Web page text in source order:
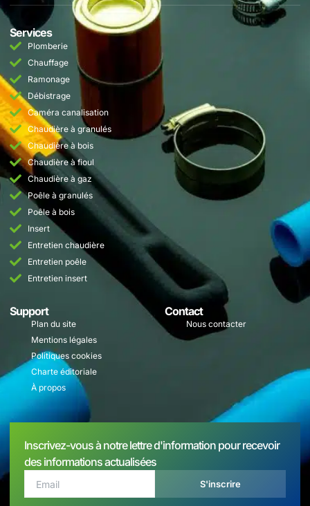
Services
Plomberie
Chauffage
Ramonage
Débistrage
Caméra canalisation
Chaudière à granulés
Chaudière à bois
Chaudière à fioul
Chaudière à gaz
Poêle à granulés
Poêle à bois
Insert
Entretien chaudière
Entretien poêle
Entretien insert
Support
Plan du site
Mentions légales
Politiques cookies
Charte éditoriale
À propos
Contact
Nous contacter
Inscrivez-vous à notre lettre d'information pour recevoir
des informations actualisées
S'inscrire